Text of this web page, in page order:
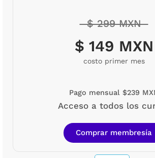
$ 299 MXN
$ 149 MXN
costo primer mes
Pago mensual $239
Acceso a todos los
Comprar membresía